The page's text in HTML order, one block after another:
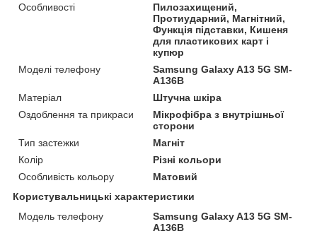
Особливості
Пилозахищений,
Протиударний, Магнітний,
Функція підставки, Кишеня
для пластикових карт і
купюр
Моделі телефону
Samsung Galaxy A13 5G SM-
A136B
Матеріал
Штучна шкіра
Оздоблення та прикраси
Мікрофібра з внутрішньої
сторони
Тип застежки
Магніт
Колір
Різні кольори
Особливість кольору
Матовий
Користувальницькі характеристики
Модель телефону
Samsung Galaxy A13 5G SM-
A136B